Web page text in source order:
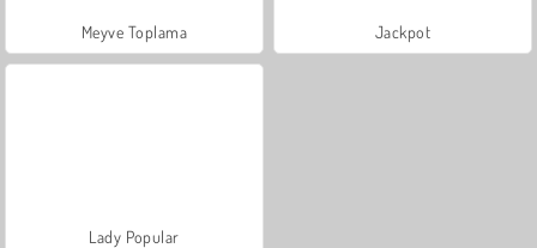
Meyve Toplama Jackpot
Lady Popular